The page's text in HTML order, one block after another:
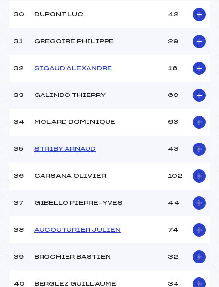
30 DUPONT LUC 42
31 GREGOIRE PHILIPPE 29
32 SIGAUD ALEXANDRE 16
33 GALINDO THIERRY 60
34 MOLARD DOMINIQUE 63
35 STRIBY ARNAUD 43
36 CARSANA OLIVIER 102
37 GIBELLO PIERRE-YVES 44
38 AUCOUTURIER JULIEN 74
39 BROCHIER BASTIEN 32
40 BERGLEZ GUILLAUME 34